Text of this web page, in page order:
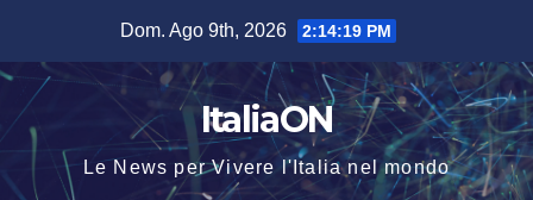
contenuto
Dom. Ago 9th, 2026 2:14:19 PM
ItaliaON
Le News per Vivere l'Italia nel mondo